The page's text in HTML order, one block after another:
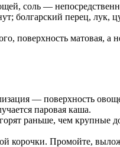
соль —
болгарский перец,
поверхность матовая,
— поверхность
паровая каша.
раньше, чем крупные
корочки. Промойте,